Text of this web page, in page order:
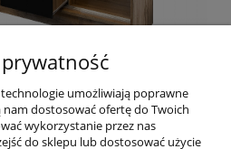
Pomoc
umożliwiają poprawne
nam dostosować ofertę do Twoich
wykorzystanie przez nas
do sklepu lub dostosować użycie